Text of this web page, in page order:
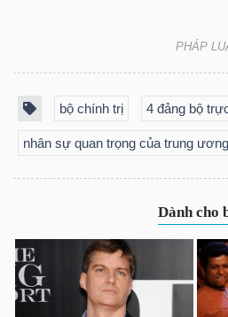
PHÁP
bộ chính trị 4 đảng bộ
nhân sự quan trọng của trung ương
chính